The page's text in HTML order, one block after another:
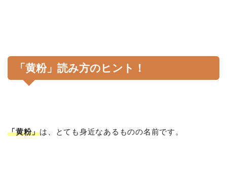
「黄粉」読み方のヒント！
「黄粉」は、とても身近なあるものの名前です。